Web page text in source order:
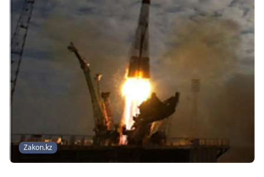
Zakon.kz